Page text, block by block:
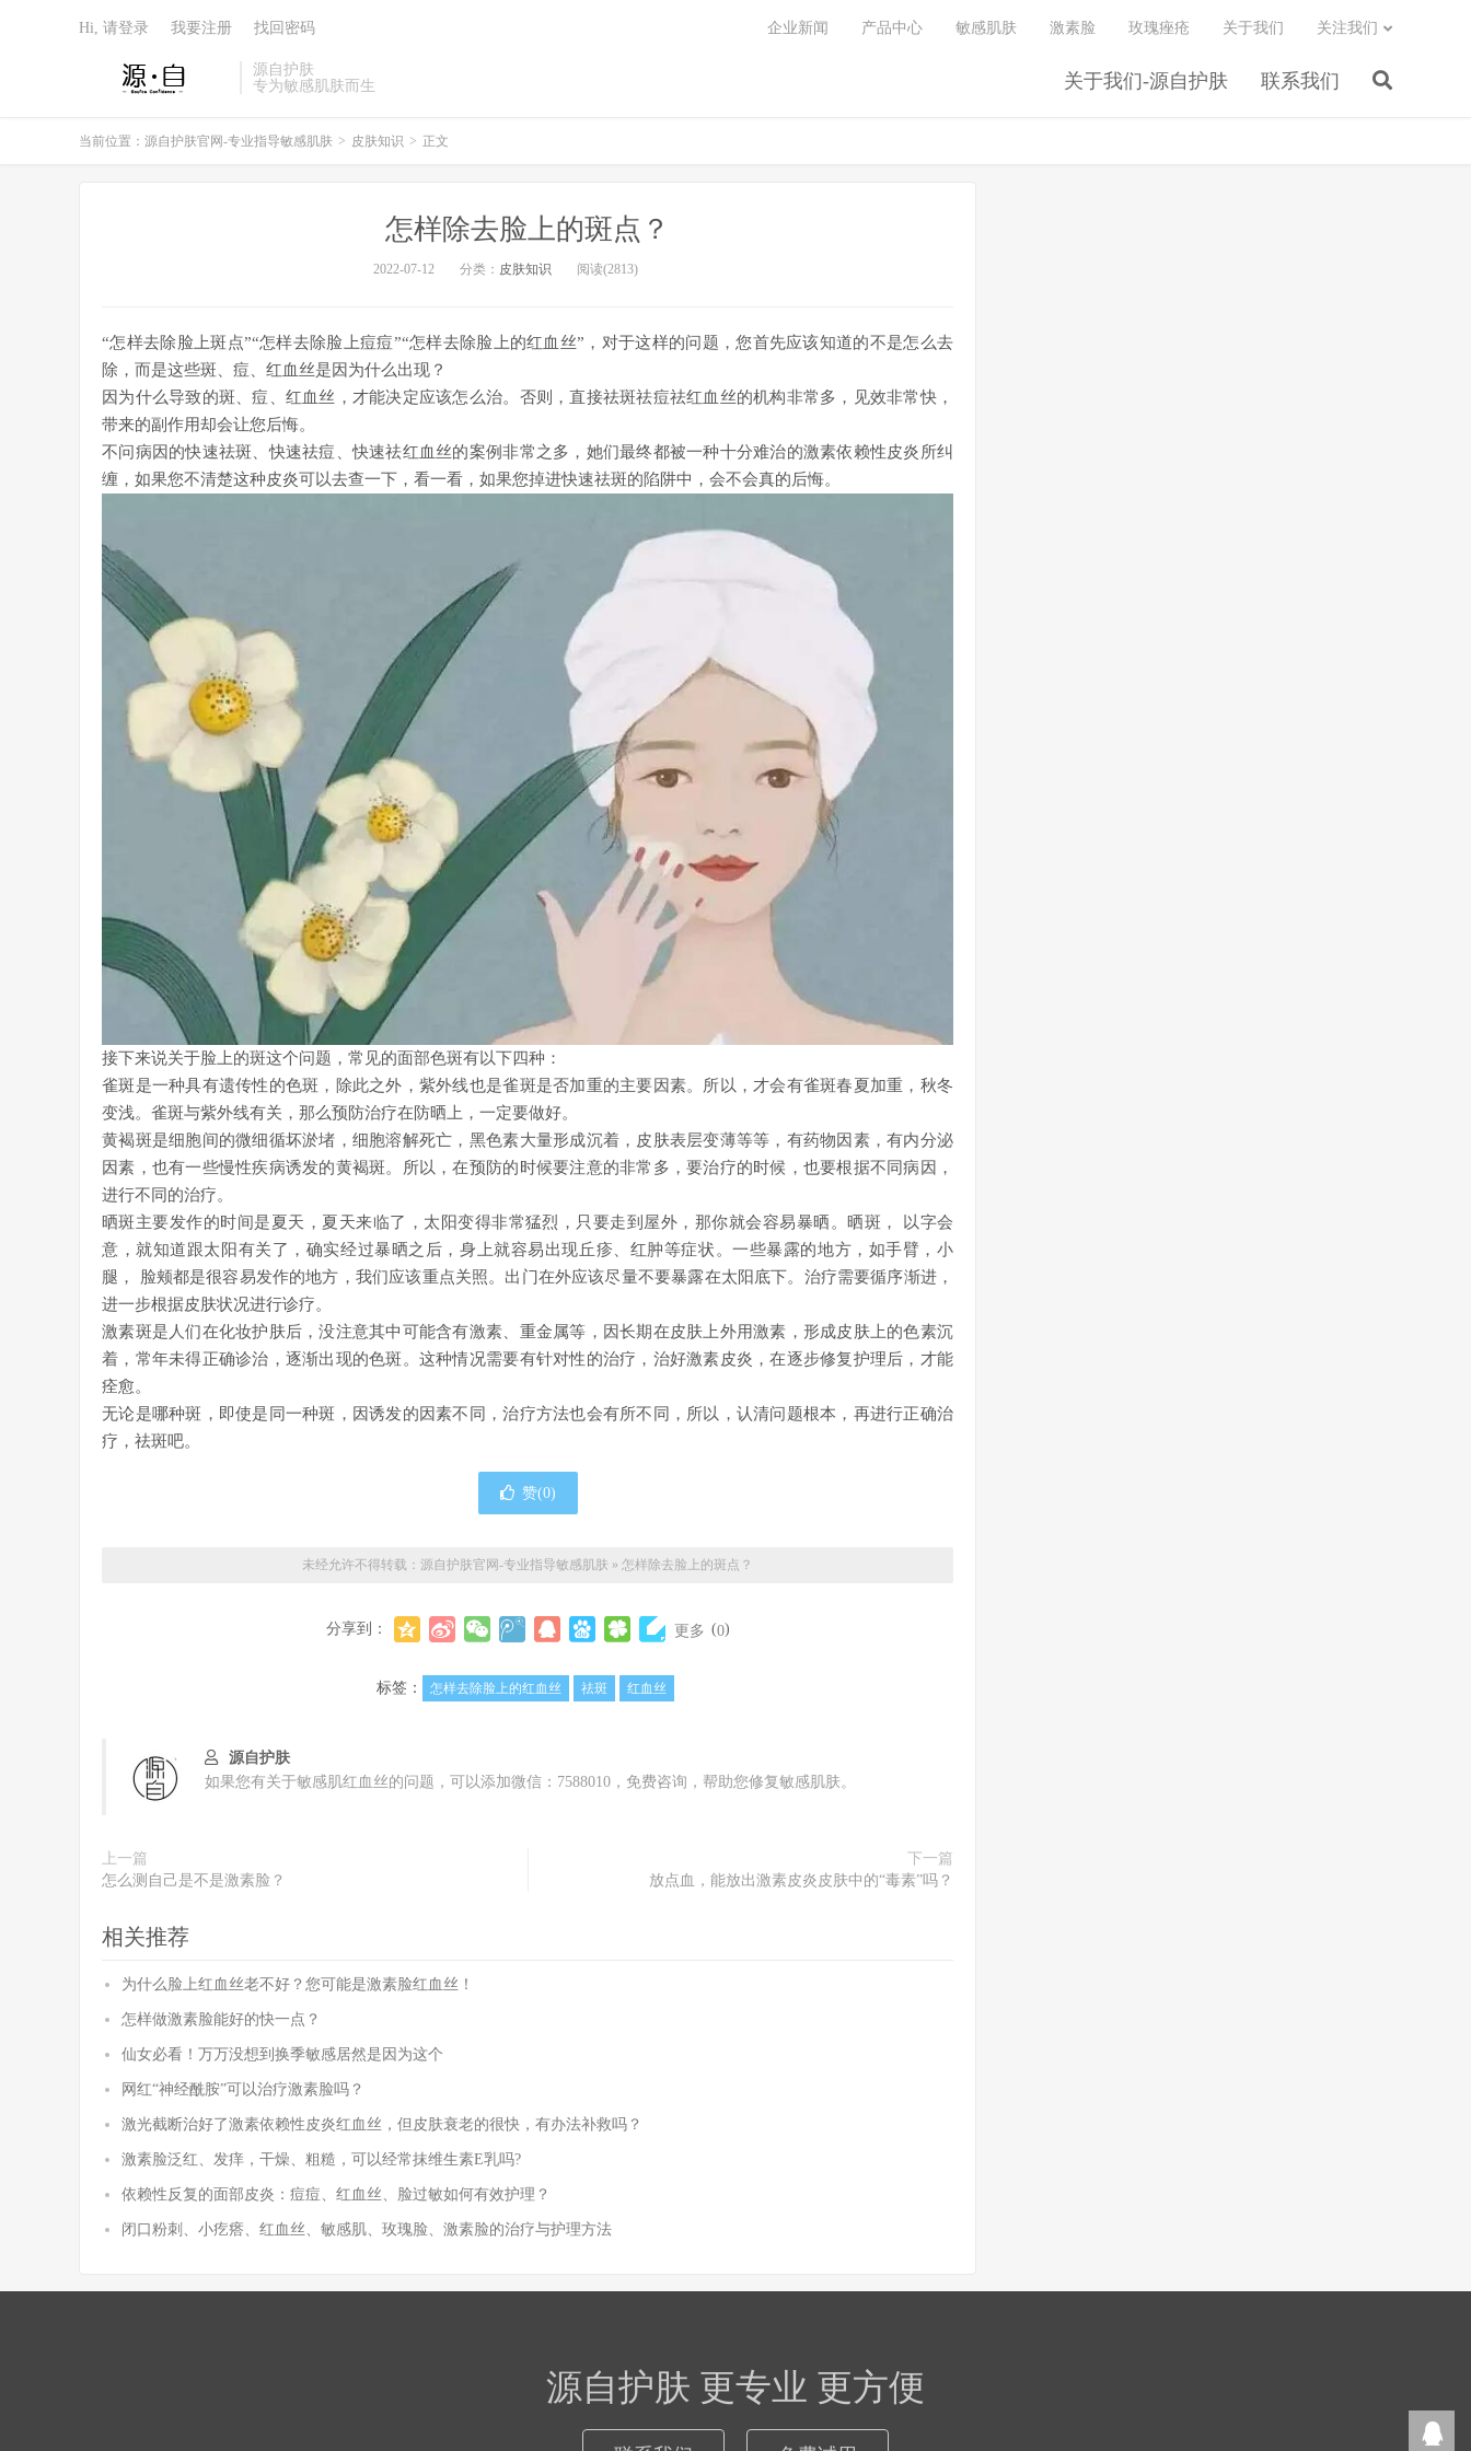
源自护肤
专为敏感肌肤而生
关于我们-源自护肤 联系我们
企业新闻 产品中心 敏感肌肤 激素脸 玫瑰痤疮 关于我们 关注我们
Hi, 请登录 我要注册 找回密码
当前位置： 源自护肤官网-专业指导敏感肌肤 > 皮肤知识 > 正文
怎样除去脸上的斑点？
2022-07-12 分类： 皮肤知识 阅读(2813)
“怎样去除脸上斑点”“怎样去除脸上痘痘”“怎样去除脸上的红血丝”，对于这样的问题，您首先应该知道的不是怎么去
除，而是这些斑、痘、红血丝是因为什么出现？
因为什么导致的斑、痘、红血丝，才能决定应该怎么治。否则，直接祛斑祛痘祛红血丝的机构非常多，见效非常快，
带来的副作用却会让您后悔。
不问病因的快速祛斑、快速祛痘、快速祛红血丝的案例非常之多，她们最终都被一种十分难治的激素依赖性皮炎所纠
缠，如果您不清楚这种皮炎可以去查一下，看一看，如果您掉进快速祛斑的陷阱中，会不会真的后悔。
接下来说关于脸上的斑这个问题，常见的面部色斑有以下四种：
雀斑是一种具有遗传性的色斑，除此之外，紫外线也是雀斑是否加重的主要因素。所以，才会有雀斑春夏加重，秋冬
变浅。雀斑与紫外线有关，那么预防治疗在防晒上，一定要做好。
黄褐斑是细胞间的微细循坏淤堵，细胞溶解死亡，黑色素大量形成沉着，皮肤表层变薄等等，有药物因素，有内分泌
因素，也有一些慢性疾病诱发的黄褐斑。所以，在预防的时候要注意的非常多，要治疗的时候，也要根据不同病因，
进行不同的治疗。
晒斑主要发作的时间是夏天，夏天来临了，太阳变得非常猛烈，只要走到屋外，那你就会容易暴晒。晒斑， 以字会
意，就知道跟太阳有关了，确实经过暴晒之后，身上就容易出现丘疹、红肿等症状。一些暴露的地方，如手臂，小
腿， 脸颊都是很容易发作的地方，我们应该重点关照。出门在外应该尽量不要暴露在太阳底下。治疗需要循序渐进，
进一步根据皮肤状况进行诊疗。
激素斑是人们在化妆护肤后，没注意其中可能含有激素、重金属等，因长期在皮肤上外用激素，形成皮肤上的色素沉
着，常年未得正确诊治，逐渐出现的色斑。这种情况需要有针对性的治疗，治好激素皮炎，在逐步修复护理后，才能
痊愈。
无论是哪种斑，即使是同一种斑，因诱发的因素不同，治疗方法也会有所不同，所以，认清问题根本，再进行正确治
疗，祛斑吧。
赞(0)
未经允许不得转载： 源自护肤官网-专业指导敏感肌肤 » 怎样除去脸上的斑点？
分享到： 更多 (0)
标签： 怎样去除脸上的红血丝 祛斑 红血丝
源自护肤
如果您有关于敏感肌红血丝的问题，可以添加微信：7588010，免费咨询，帮助您修复敏感肌肤。
上一篇
怎么测自己是不是激素脸？
下一篇
放点血，能放出激素皮炎皮肤中的“毒素”吗？
相关推荐
为什么脸上红血丝老不好？您可能是激素脸红血丝！
怎样做激素脸能好的快一点？
仙女必看！万万没想到换季敏感居然是因为这个
网红“神经酰胺”可以治疗激素脸吗？​
激光截断治好了激素依赖性皮炎红血丝，但皮肤衰老的很快，有办法补救吗？
激素脸泛红、发痒，干燥、粗糙，可以经常抹维生素E乳吗?
依赖性反复的面部皮炎：痘痘、红血丝、脸过敏如何有效护理？
闭口粉刺、小疙瘩、红血丝、敏感肌、玫瑰脸、激素脸的治疗与护理方法
源自护肤 更专业 更方便